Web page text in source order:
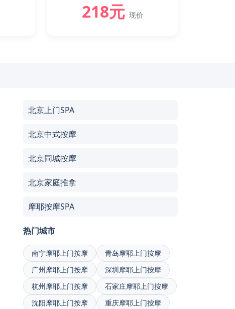
218元 现价
北京上门SPA
北京中式按摩
北京同城按摩
北京家庭推拿
摩耶按摩SPA
热门城市
南宁摩耶上门按摩
青岛摩耶上门按摩
广州摩耶上门按摩
深圳摩耶上门按摩
杭州摩耶上门按摩
石家庄摩耶上门按摩
沈阳摩耶上门按摩
重庆摩耶上门按摩